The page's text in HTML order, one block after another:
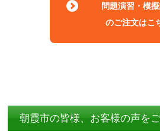
問題演習・模
のご注文はこ
朝霞市の皆様、お客様の声を